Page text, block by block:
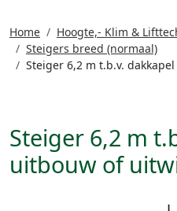
Home Hoogte,- Klim &
Steigers breed (normaal)
Steiger 6,2 m t.b.v.
Steiger 6,2 m
uitbouw of